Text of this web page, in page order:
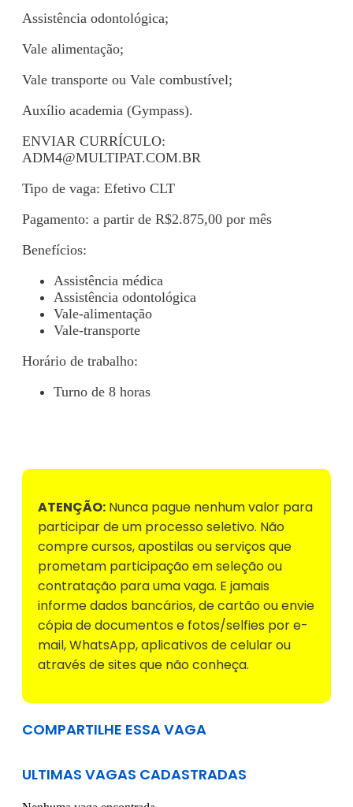
Assistência odontológica;
Vale alimentação;
Vale transporte ou Vale combustível;
Auxílio academia (Gympass).
ENVIAR CURRÍCULO:
ADM4@MULTIPAT.COM.BR
Tipo de vaga: Efetivo CLT
Pagamento: a partir de R$2.875,00 por mês
Benefícios:
Assistência médica
Assistência odontológica
Vale-alimentação
Vale-transporte
Horário de trabalho:
Turno de 8 horas
ATENÇÃO: Nunca pague nenhum valor para
participar de um processo seletivo. Não
compre cursos, apostilas ou serviços que
prometam participação em seleção ou
contratação para uma vaga. E jamais
informe dados bancários, de cartão ou envie
cópia de documentos e fotos/selfies por e-
mail, WhatsApp, aplicativos de celular ou
através de sites que não conheça.
COMPARTILHE ESSA VAGA
ULTIMAS VAGAS CADASTRADAS